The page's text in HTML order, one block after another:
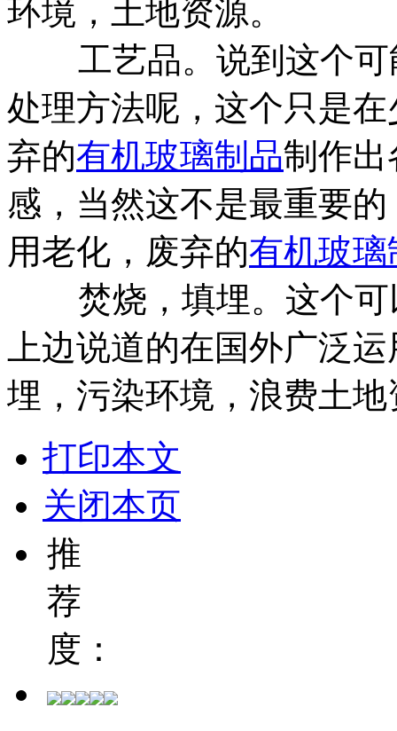
环境，土地资源。
工艺品。说到这个可
处理方法呢，这个只是
弃的有机玻璃制品制作出
感，当然这不是最重要
用老化，废弃的有机玻璃
焚烧，填埋。这个可
上边说道的在国外广泛
埋，污染环境，浪费土地
打印本文
关闭本页
推
荐
度：